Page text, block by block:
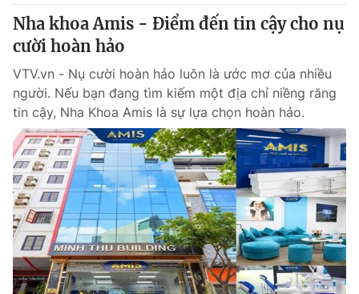
VTV9
Liên hệ tòa soạn English
THỜI BÁO VTV
Theo dõi báo trên
Cơ quan chủ quản:Đài Truyền hình Việt Nam
Cơ quan báo chí:Thời báo VTV
Nha khoa Amis - Điểm đến tin cậy cho nụ
cười hoàn hảo
VTV.vn - Nụ cười hoàn hảo luôn là ước mơ của nhiều
người. Nếu bạn đang tìm kiếm một địa chỉ niềng răng
tin cậy, Nha Khoa Amis là sự lựa chọn hoàn hảo.